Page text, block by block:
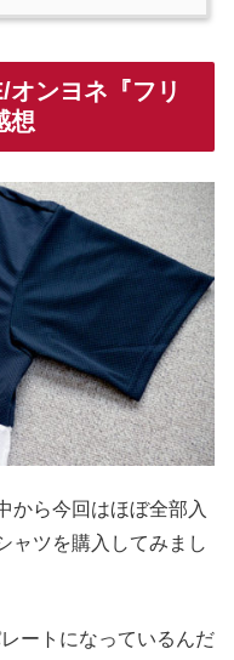
ンヨネ『フリ
想
から今回はほぼ全部入
ャツを購入してみまし
ートになっているんだ